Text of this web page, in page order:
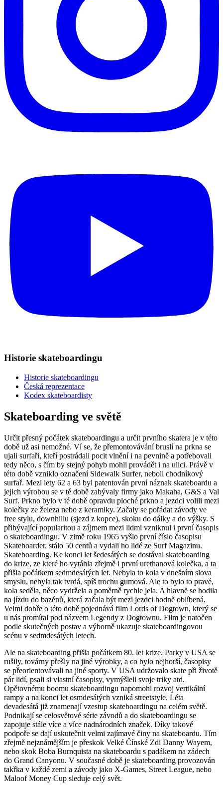
Historie skateboardingu
Historie skateboardingu
Česká reprezentace
Kodex skateboardisty
Skateboarding ve světě
Určit přesný počátek skateboardingu a určit prvního skatera je v této
době už asi nemožné. Ví se, že přemontovávání bruslí na prkna se
ujali surfaři, kteří postrádali pocit vlnění i na pevnině a potřebovali
tedy něco, s čím by stejný pohyb mohli provádět i na ulici. Právě v
této době vzniklo označení Sidewalk Surfer, neboli chodníkový
surfař. Mezi lety 62 a 63 byl patentován první náznak skateboardu a
jejich výrobou se v té době zabývaly firmy jako Makaha, G&S a Val
Surf. Prkno bylo v té době opravdu ploché prkno a jezdci volili mezi
kolečky ze železa nebo z keramiky. Začaly se pořádat závody ve
free stylu, downhillu (sjezd z kopce), skoku do dálky a do výšky. S
přibývající popularitou a zájmem mezi lidmi vzniknul i první časopis
o skateboardingu. V zimě roku 1965 vyšlo první číslo časopisu
Skateboarder, stálo 50 centů a vydali ho lidé ze Surf Magazinu.
Skateboarding. Ke konci let šedesátých se dostával skateboarding
do krize, ze které ho vytáhla zřejmě i první urethanová kolečka, a ta
přišla počátkem sedmdesátých let. Nebyla to kola v dnešním slova
smyslu, nebyla tak tvrdá, spíš trochu gumová. Ale to bylo to pravé,
kola seděla, něco vydržela a poměrně rychle jela. A hlavně se hodila
na jízdu do bazénů, která začala být mezi jezdci hodně oblíbená.
Velmi dobře o této době pojednává film Lords of Dogtown, který se
u nás promítal pod názvem Legendy z Dogtownu. Film je natočen
podle skutečných postav a výborně ukazuje skateboardingovou
scénu v sedmdesátých letech.
Ale na skateboarding přišla počátkem 80. let krize. Parky v USA se
rušily, továrny přešly na jiné výrobky, a co bylo nejhorší, časopisy
se přeorientovávali na jiné sporty. V USA udržovalo skate při životě
pár lidí, psali si vlastní časopisy, vymýšleli svoje triky atd.
Opětovnému boomu skateboardingu napomohl rozvoj vertikální
rampy a na konci let osmdesátých vzniká streetstyle. Léta
devadesátá již znamenají vzestup skateboardingu na celém světě.
Podnikají se celosvětové série závodů a do skateboardingu se
zapojuje stále více a více nadnárodních značek. Díky takové
podpoře se dají uskutečnit velmi zajímavé činy na skateboardu. Tím
zřejmě nejznámějším je přeskok Velké Čínské Zdi Danny Wayem,
nebo skok Boba Burnquista na skateboardu s padákem na zádech
do Grand Canyonu. V současné době je skateboarding provozován
takřka v každé zemi a závody jako X-Games, Street League, nebo
Maloof Money Cup sleduje celý svět.